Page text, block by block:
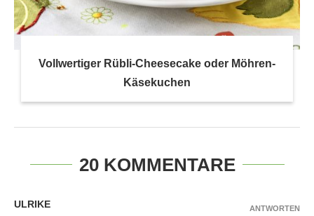
Vollwertiger Rübli-Cheesecake oder Möhren-
Käsekuchen
20 KOMMENTARE
ULRIKE ANTWORTEN